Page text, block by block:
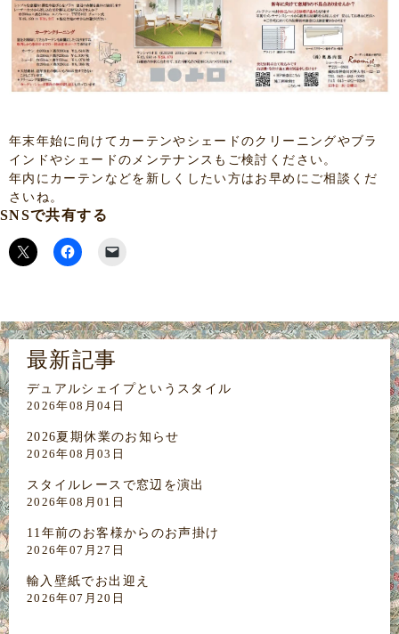
年末年始に向けてカーテンやシェードのクリーニングやブラ
インドやシェードのメンテナンスもご検討ください。
年内にカーテンなどを新しくしたい方はお早めにご相談くだ
さいね。
SNSで共有する
最新記事
デュアルシェイプというスタイル
2026年08月04日
2026夏期休業のお知らせ
2026年08月03日
スタイルレースで窓辺を演出
2026年08月01日
11年前のお客様からのお声掛け
2026年07月27日
輸入壁紙でお出迎え
2026年07月20日